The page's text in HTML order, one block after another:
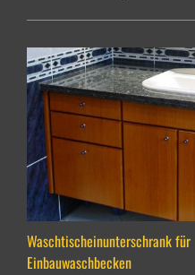
Waschtischeinunterschrank für
Einbauwaschbecken